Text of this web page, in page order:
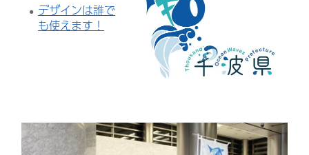
デザインは誰で
も使えます！